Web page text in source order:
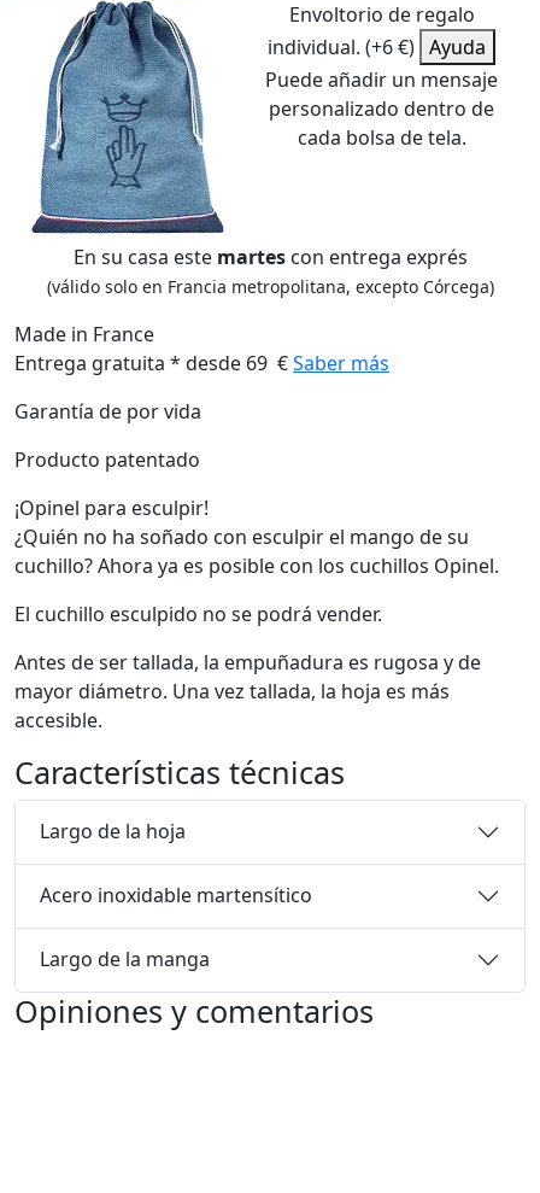
Envoltorio de regalo
individual. (+6 €) Ayuda
Puede añadir un mensaje
personalizado dentro de
cada bolsa de tela.
En su casa este martescon entrega exprés
(válido solo en Francia metropolitana, excepto Córcega)
Made in France
Entrega gratuita * desde 69 €Saber más
Garantía de por vida
Producto patentado
¡Opinel para esculpir!
¿Quién no ha soñado con esculpir el mango de su
cuchillo? Ahora ya es posible con los cuchillos Opinel.
El cuchillo esculpido no se podrá vender.
Antes de ser tallada, la empuñadura es rugosa y de
mayor diámetro. Una vez tallada, la hoja es más
accesible.
Características técnicas
Largo de la hoja
Acero inoxidable martensítico
Largo de la manga
Opiniones y comentarios